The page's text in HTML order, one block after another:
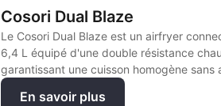
Cosori Dual Blaze
Le Cosori Dual Blaze est un airfryer
6,4 L équipé d'une double résistance
garantissant une cuisson homogène sans
retourner les aliments.
En savoir plus